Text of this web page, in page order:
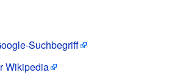
Suchbegriff
Wikipedia